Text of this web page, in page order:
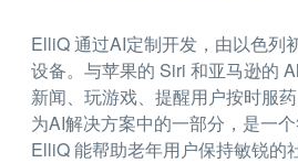
ElliQ 通过AI定制开发，由以色列
设备。与苹果的 Siri 和亚马逊的
新闻、玩游戏、提醒用户按时服
为AI解决方案中的一部分，是一
ElliQ 能帮助老年用户保持敏锐的